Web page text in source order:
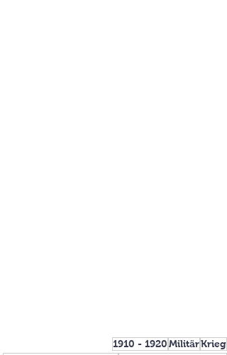
1910 - 1920MilitärKrieg